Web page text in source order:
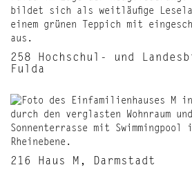
258 Hochschul- und
Fulda
216 Haus M, Darmstadt